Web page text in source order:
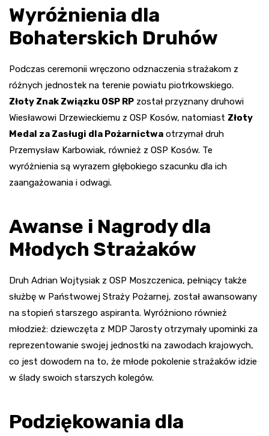
Wyróżnienia dla
Bohaterskich Druhów
Podczas ceremonii wręczono odznaczenia strażakom z
różnych jednostek na terenie powiatu piotrkowskiego.
Złoty Znak Związku OSP RP został przyznany druhowi
Wiesławowi Drzewieckiemu z OSP Kosów, natomiast Złoty
Medal za Zasługi dla Pożarnictwa otrzymał druh
Przemysław Karbowiak, również z OSP Kosów. Te
wyróżnienia są wyrazem głębokiego szacunku dla ich
zaangażowania i odwagi.
Awanse i Nagrody dla
Młodych Strażaków
Druh Adrian Wojtysiak z OSP Moszczenica, pełniący także
służbę w Państwowej Straży Pożarnej, został awansowany
na stopień starszego aspiranta. Wyróżniono również
młodzież: dziewczęta z MDP Jarosty otrzymały upominki za
reprezentowanie swojej jednostki na zawodach krajowych,
co jest dowodem na to, że młode pokolenie strażaków idzie
w ślady swoich starszych kolegów.
Podziękowania dla